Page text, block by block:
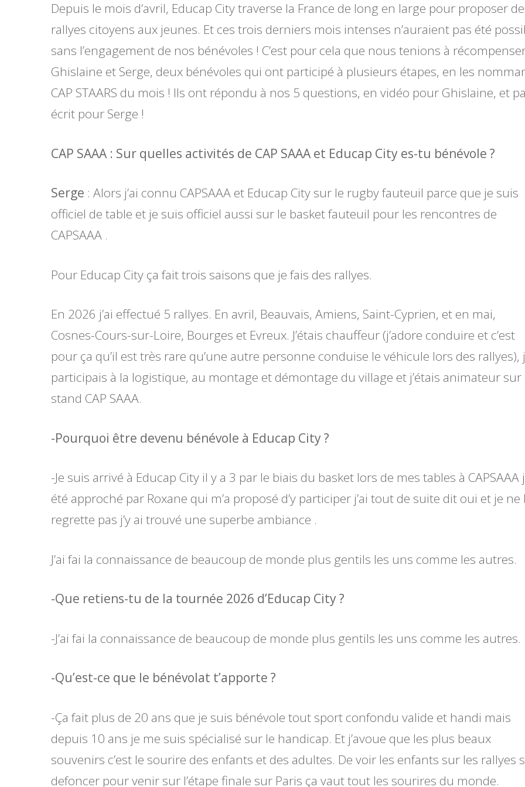
Depuis le mois d’avril, Educap City traverse la France de long en large pour proposer
rallyes citoyens aux jeunes. Et ces trois derniers mois intenses n’auraient pas été
sans l’engagement de nos bénévoles ! C’est pour cela que nous tenions à
Ghislaine et Serge, deux bénévoles qui ont participé à plusieurs étapes, en les
CAP STAARS du mois ! Ils ont répondu à nos 5 questions, en vidéo pour Ghislaine, et
écrit pour Serge !
CAP SAAA : Sur quelles activités de CAP SAAA et Educap City es-tu bénévole ?
Serge : Alors j’ai connu CAPSAAA et Educap City sur le rugby fauteuil parce que je suis
officiel de table et je suis officiel aussi sur le basket fauteuil pour les rencontres de
CAPSAAA .
Pour Educap City ça fait trois saisons que je fais des rallyes.
En 2026 j’ai effectué 5 rallyes. En avril, Beauvais, Amiens, Saint-Cyprien, et en mai,
Cosnes-Cours-sur-Loire, Bourges et Evreux. J’étais chauffeur (j’adore conduire et c’est
pour ça qu’il est très rare qu’une autre personne conduise le véhicule lors des rallyes),
participais à la logistique, au montage et démontage du village et j’étais animateur sur
stand CAP SAAA.
-Pourquoi être devenu bénévole à Educap City ?
-Je suis arrivé à Educap City il y a 3 par le biais du basket lors de mes tables à CAPSAAA
été approché par Roxane qui m’a proposé d’y participer j’ai tout de suite dit oui et je ne
regrette pas j’y ai trouvé une superbe ambiance .
J’ai fai la connaissance de beaucoup de monde plus gentils les uns comme les autres.
-Que retiens-tu de la tournée 2026 d’Educap City ?
-J’ai fai la connaissance de beaucoup de monde plus gentils les uns comme les autres.
-Qu’est-ce que le bénévolat t’apporte ?
-Ça fait plus de 20 ans que je suis bénévole tout sport confondu valide et handi mais
depuis 10 ans je me suis spécialisé sur le handicap. Et j’avoue que les plus beaux
souvenirs c’est le sourire des enfants et des adultes. De voir les enfants sur les rallyes
defoncer pour venir sur l’étape finale sur Paris ça vaut tout les sourires du monde.